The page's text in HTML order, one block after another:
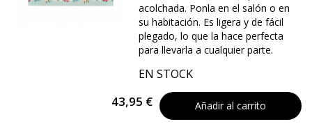
acolchada. Ponla en el salón o en
su habitación. Es ligera y de fácil
plegado, lo que la hace perfecta
para llevarla a cualquier parte.
EN STOCK
43,95 € Añadir al carrito